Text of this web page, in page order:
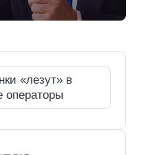
«лезут» в
операторы